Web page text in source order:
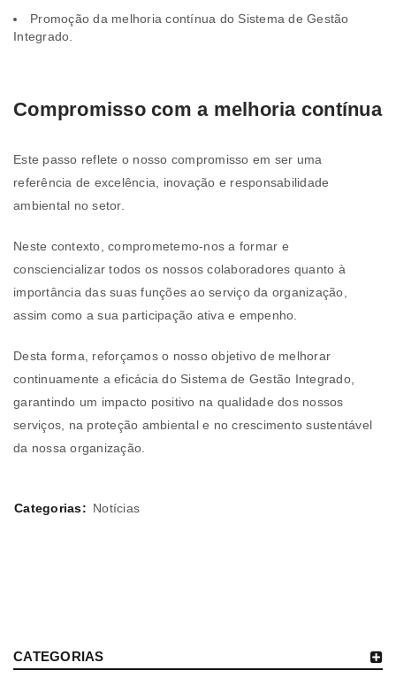
Promoção da melhoria contínua do Sistema de Gestão
Integrado.
Compromisso com a melhoria contínua
Este passo reflete o nosso compromisso em ser uma
referência de excelência, inovação e responsabilidade
ambiental no setor.
Neste contexto, comprometemo-nos a formar e
consciencializar todos os nossos colaboradores quanto à
importância das suas funções ao serviço da organização,
assim como a sua participação ativa e empenho.
Desta forma, reforçamos o nosso objetivo de melhorar
continuamente a eficácia do Sistema de Gestão Integrado,
garantindo um impacto positivo na qualidade dos nossos
serviços, na proteção ambiental e no crescimento sustentável
da nossa organização.
Categorias: Notícias
CATEGORIAS